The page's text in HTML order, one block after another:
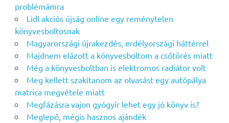
problémámra
Lidl akciós újság online egy reménytelen
könyvesboltosnak
Magyarországi újrakezdés, erdélyországi háttérrel
Majdnem elázott a könyvesboltom a csőtörés miatt
Még a könyvesboltban is elektromos radiátor volt
Meg kellett szakítanom az olvasást egy autópálya
matrica megvétele miatt
Megfázásra vajon gyógyír lehet egy jó könyv is?
Meglepő, mégis hasznos ajándék